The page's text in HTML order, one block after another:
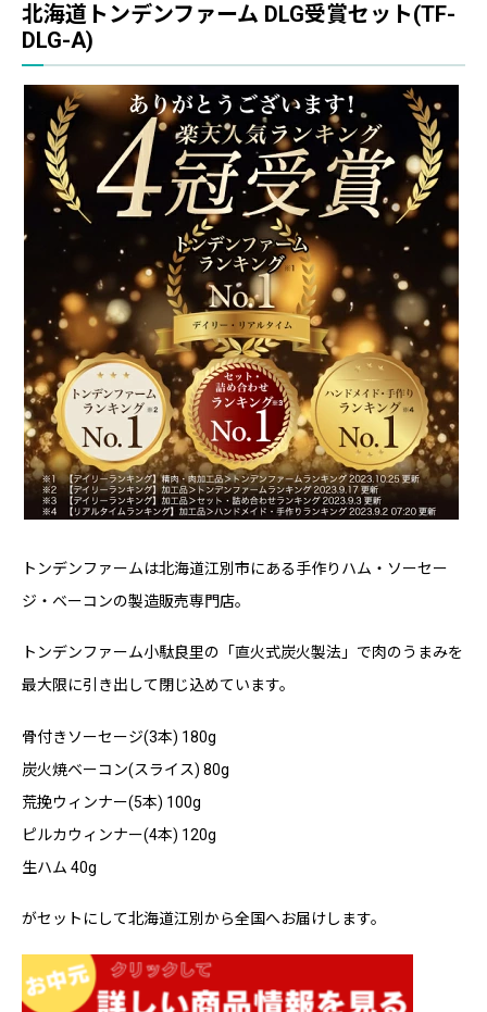
北海道トンデンファーム DLG受賞セット(TF-
DLG-A)
トンデンファームは北海道江別市にある手作りハム・ソーセー
ジ・ベーコンの製造販売専門店。
トンデンファーム小駄良里の「直火式炭火製法」で肉のうまみを
最大限に引き出して閉じ込めています。
骨付きソーセージ(3本) 180g
炭火焼ベーコン(スライス) 80g
荒挽ウィンナー(5本) 100g
ピルカウィンナー(4本) 120g
生ハム 40g
がセットにして北海道江別から全国へお届けします。